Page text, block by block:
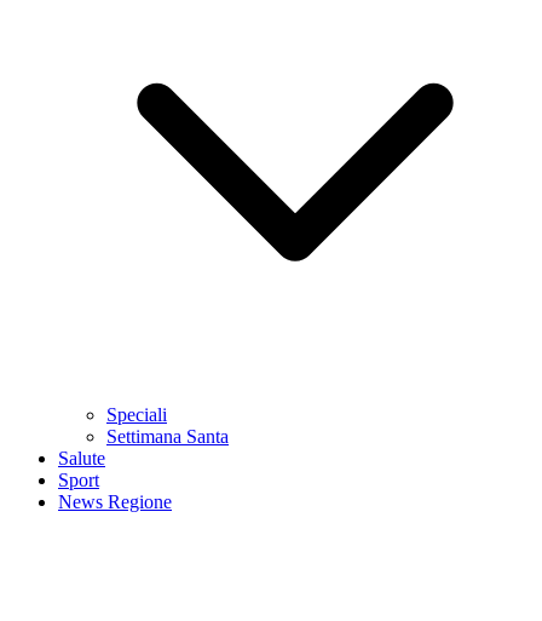
Speciali
Settimana Santa
Salute
Sport
News Regione